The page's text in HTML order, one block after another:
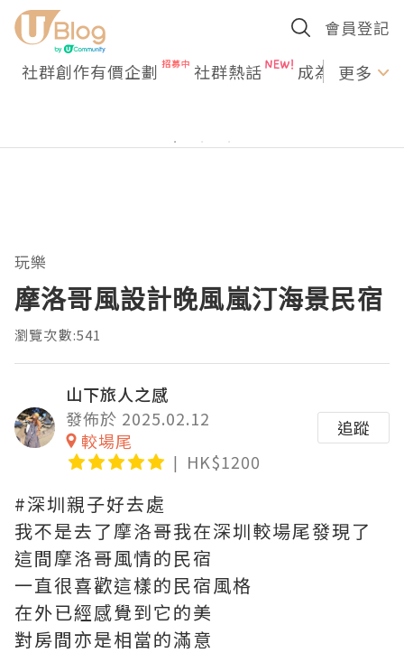
會員登記
社群創作有價企劃 社群熱話 成為U更多
玩樂
摩洛哥風設計晚風嵐汀海景民宿
瀏覽次數:541
山下旅人之感
發佈於 2025.02.12
較場尾
HK$1200
追蹤
#深圳親子好去處
我不是去了摩洛哥我在深圳較場尾發現了
這間摩洛哥風情的民宿
一直很喜歡這樣的民宿風格
在外已經感覺到它的美
對房間亦是相當的滿意